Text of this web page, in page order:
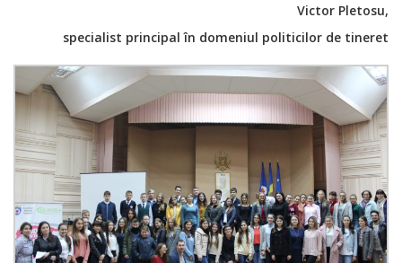
Victor Pletosu,
specialist principal în domeniul politicilor de tineret